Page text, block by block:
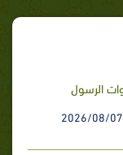
الرسول
2026/08/07